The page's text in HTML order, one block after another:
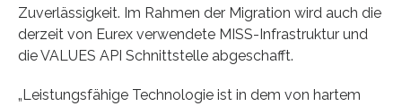
Zuverlässigkeit. Im Rahmen der Migration wird auch die
derzeit von Eurex verwendete MISS-Infrastruktur und
die VALUES API Schnittstelle abgeschafft.
„Leistungsfähige Technologie ist in dem von hartem